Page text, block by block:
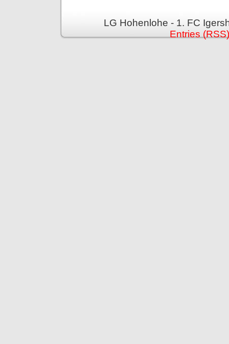
LG Hohenlohe - 1. FC
Entries (RSS)